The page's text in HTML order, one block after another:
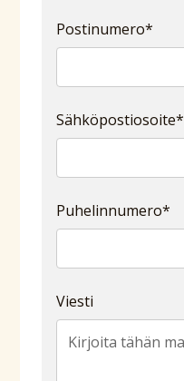
Postinumero*
Sähköpostiosoite*
Puhelinnumero*
Viesti